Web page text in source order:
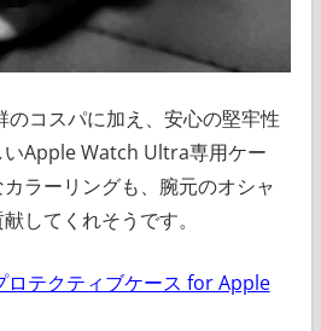
コスパに加え、安心の堅牢性
いApple Watch Ultra専用ケー
ラーリングも、腕元のオシャ
してくれそうです。
ロテクティブケース for Apple